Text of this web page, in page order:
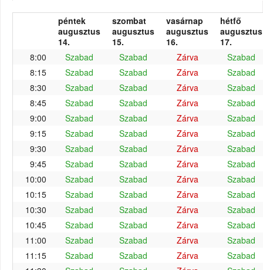
péntek
augusztus
14.
szombat
augusztus
15.
vasárnap
augusztus
16.
hétfő
augusztus
17.
8:00
Szabad Szabad Zárva
Szabad
8:15
Szabad Szabad Zárva
Szabad
8:30
Szabad Szabad Zárva
Szabad
8:45
Szabad Szabad Zárva
Szabad
9:00
Szabad Szabad Zárva
Szabad
9:15
Szabad Szabad Zárva
Szabad
9:30
Szabad Szabad Zárva
Szabad
9:45
Szabad Szabad Zárva
Szabad
10:00
Szabad Szabad Zárva
Szabad
10:15
Szabad Szabad Zárva
Szabad
10:30
Szabad Szabad Zárva
Szabad
10:45
Szabad Szabad Zárva
Szabad
11:00
Szabad Szabad Zárva
Szabad
11:15
Szabad Szabad Zárva
Szabad